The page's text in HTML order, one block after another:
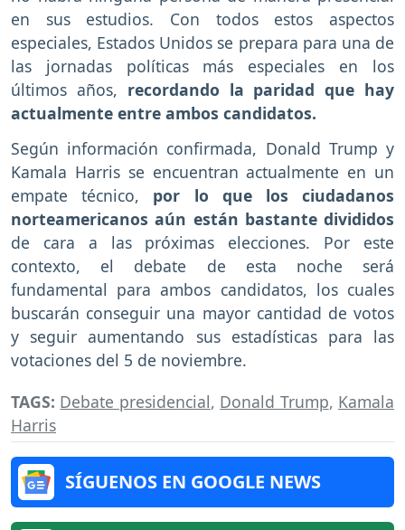
en sus estudios. Con todos estos aspectos
especiales, Estados Unidos se prepara para una de
las jornadas políticas más especiales en los
últimos años, recordando la paridad que hay
actualmente entre ambos candidatos.
Según información confirmada, Donald Trump y
Kamala Harris se encuentran actualmente en un
empate técnico, por lo que los ciudadanos
norteamericanos aún están bastante divididos
de cara a las próximas elecciones. Por este
contexto, el debate de esta noche será
fundamental para ambos candidatos, los cuales
buscarán conseguir una mayor cantidad de votos
y seguir aumentando sus estadísticas para las
votaciones del 5 de noviembre.
TAGS: Debate presidencial, Donald Trump, Kamala
Harris
SÍGUENOS EN GOOGLE NEWS